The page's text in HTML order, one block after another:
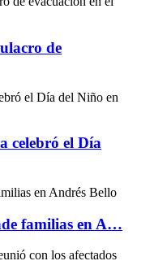
de
celebró el Día
familias en A…